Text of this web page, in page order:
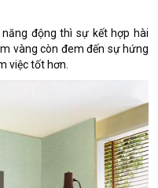
động thì sự kết hợp hài
vàng còn đem đến sự hứng
việc tốt hơn.